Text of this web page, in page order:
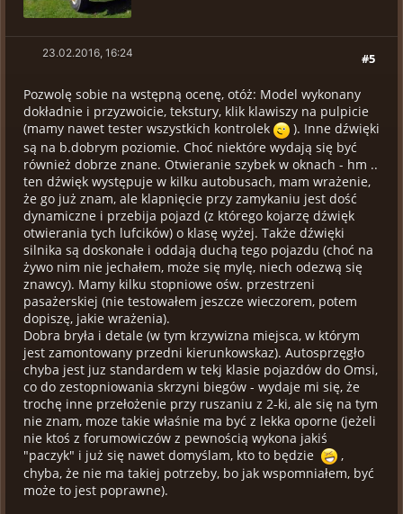
#5
23.02.2016, 16:24
Pozwolę sobie na wstępną ocenę, otóż: Model wykonany
dokładnie i przyzwoicie, tekstury, klik klawiszy na pulpicie
(mamy nawet tester wszystkich kontrolek
). Inne dźwięki
są na b.dobrym poziomie. Choć niektóre wydają się być
również dobrze znane. Otwieranie szybek w oknach - hm ..
ten dźwięk występuje w kilku autobusach, mam wrażenie,
że go już znam, ale klapnięcie przy zamykaniu jest dość
dynamiczne i przebija pojazd (z którego kojarzę dźwięk
otwierania tych lufcików) o klasę wyżej. Także dźwięki
silnika są doskonałe i oddają duchą tego pojazdu (choć na
żywo nim nie jechałem, może się mylę, niech odezwą się
znawcy). Mamy kilku stopniowe ośw. przestrzeni
pasażerskiej (nie testowałem jeszcze wieczorem, potem
dopiszę, jakie wrażenia).
Dobra bryła i detale (w tym krzywizna miejsca, w którym
jest zamontowany przedni kierunkowskaz). Autosprzęgło
chyba jest juz standardem w tekj klasie pojazdów do Omsi,
co do zestopniowania skrzyni biegów - wydaje mi się, że
trochę inne przełożenie przy ruszaniu z 2-ki, ale się na tym
nie znam, moze takie właśnie ma być z lekka oporne (jeżeli
nie ktoś z forumowiczów z pewnością wykona jakiś
"paczyk" i już się nawet domyślam, kto to będzie
,
chyba, że nie ma takiej potrzeby, bo jak wspomniałem, być
może to jest poprawne).